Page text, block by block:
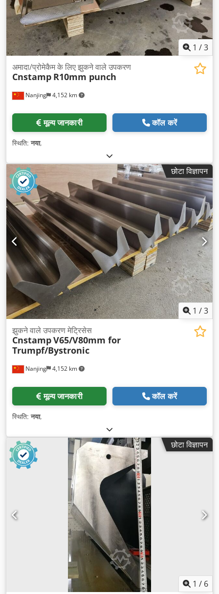
1 /3
Nanjing 4,152 km
अमादा/प्रोमेकैम के लिए झुकने वाले उपकरण
Cnstamp R10mm punch
मूल्य जानकारी कॉल करें
स्थिति:नया,
छोटा विज्ञापन
1 /3
Nanjing 4,152 km
झुकने वाले उपकरण मेट्रिसेस
CnstampV65/V80mm for
Trumpf/Bystronic
मूल्य जानकारी कॉल करें
स्थिति:नया,
छोटा विज्ञापन
1 / 6